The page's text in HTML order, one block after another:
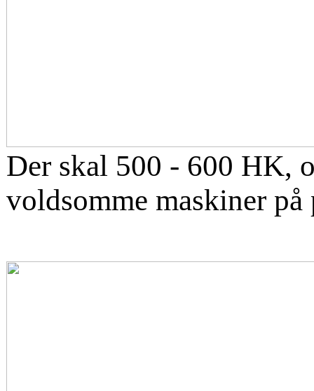
Der skal 500 - 600 HK,
voldsomme maskiner